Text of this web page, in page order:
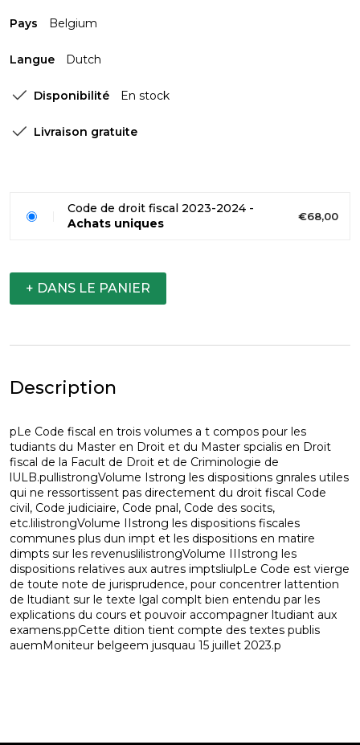
Pays Belgium
Langue Dutch
Disponibilité En stock
Livraison gratuite
Code de droit fiscal 2023-2024 -
Achats uniques
€68,00
+ DANS LE PANIER
Description
pLe Code fiscal en trois volumes a t compos pour les
tudiants du Master en Droit et du Master spcialis en Droit
fiscal de la Facult de Droit et de Criminologie de
lULB.pullistrongVolume Istrong les dispositions gnrales utiles
qui ne ressortissent pas directement du droit fiscal Code
civil, Code judiciaire, Code pnal, Code des socits,
etc.lilistrongVolume IIstrong les dispositions fiscales
communes plus dun impt et les dispositions en matire
dimpts sur les revenuslilistrongVolume IIIstrong les
dispositions relatives aux autres imptsliulpLe Code est vierge
de toute note de jurisprudence, pour concentrer lattention
de ltudiant sur le texte lgal complt bien entendu par les
explications du cours et pouvoir accompagner ltudiant aux
examens.ppCette dition tient compte des textes publis
auemMoniteur belgeem jusquau 15 juillet 2023.p